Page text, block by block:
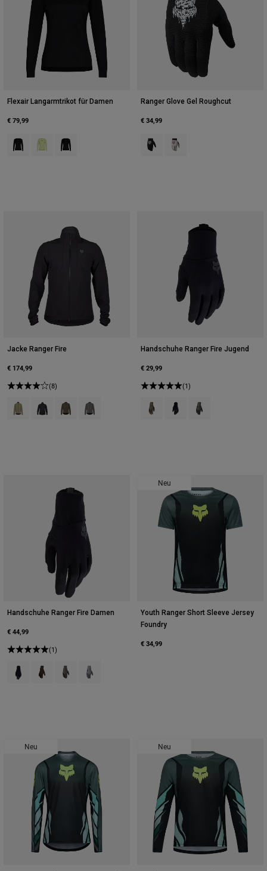
Flexair Langarmtrikot für Damen
€ 79,99
Product swatch type of Schwarz.
Product swatch type of Limonengrün.
Product swatch type of Salbei Grün.
Ranger Glove Gel Roughcut
€ 34,99
Product swatch type of Schwarz.
Product swatch type of
Jacke Ranger Fire
€ 174,99
(8)
Product swatch type of Adobe-Rot.
Product swatch type of Schwarz.
Product swatch type of Militärgrün.
Product swatch type of Zinngrau.
Handschuhe Ranger Fire Jugend
€ 29,99
(1)
Product swatch type of Esche.
Product swatch type of
Product swatch
Handschuhe Ranger Fire Damen
€ 44,99
(1)
Product swatch type of Schwarz.
Product swatch type of Kakaobraun.
Product swatch type of Militärgrün.
Product swatch type of Zinngrau.
Neu
Youth Ranger Short Sleeve Jersey
Foundry
€ 34,99
Neu Neu